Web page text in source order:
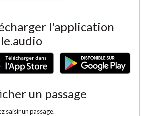
l'application
un passage
saisir un passage.